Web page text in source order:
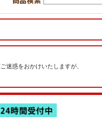
迷惑をおかけいたしますが、